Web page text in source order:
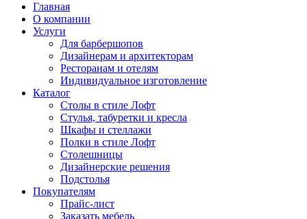
Главная
О компании
Услуги
Для барбершопов
Дизайнерам и архитекторам
Ресторанам и отелям
Индивидуальное изготовление
Каталог
Столы в стиле Лофт
Стулья, табуретки и кресла
Шкафы и стеллажи
Полки в стиле Лофт
Столешницы
Дизайнерские решения
Подстолья
Покупателям
Прайс-лист
Заказать мебель